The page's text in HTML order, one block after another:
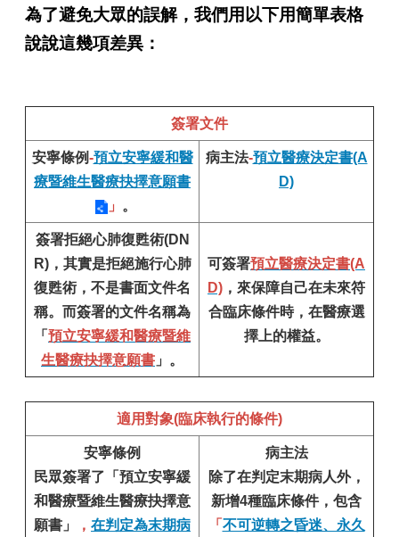
為了避免大眾的誤解，我們用 以下用簡單表格
說說這幾項差異：
簽署文件
安寧條例-預立安寧緩和醫
療暨維生醫療抉擇意願書
」 。
病主法-預立醫療決定書(A
D)
簽署拒絕心肺復甦術(DN
R)， 其實是拒絕施行心肺
復甦術，不是書面文件名
稱。而簽署的文件名稱為
「 預立安寧緩和醫療暨維
生醫療抉擇意願書 」。
可簽署預立醫療決定書(A
D) ，來保障自己在未來符
合臨床條件時，在醫療選
擇上的權益。
適用對象(臨床執行的條件)
安寧條例
民眾簽署了「預立安寧緩
和醫療暨維生醫療抉擇意
願書」
， 在判定為末期病
病主法
除了在判定末期病人外，
新增4種臨床條件，包含
「 不可逆轉之昏迷、永久